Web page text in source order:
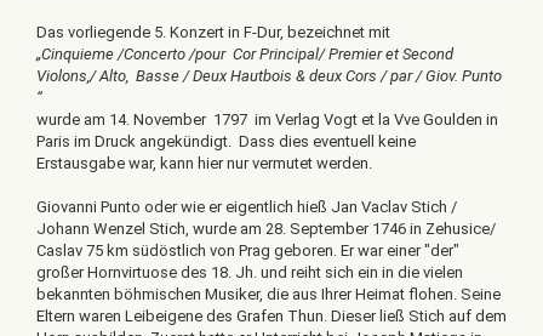
Das vorliegende 5. Konzert in F-Dur, bezeichnet mit
„Cinquieme /Concerto /pour Cor Principal/ Premier et Second
Violons,/ Alto, Basse / Deux Hautbois & deux Cors / par / Giov. Punto
“
wurde am 14. November 1797 im Verlag Vogt et la Vve Goulden in
Paris im Druck angekündigt. Dass dies eventuell keine
Erstausgabe war, kann hier nur vermutet werden.
Giovanni Punto oder wie er eigentlich hieß Jan Vaclav Stich /
Johann Wenzel Stich, wurde am 28. September 1746 in Zehusice/
Caslav 75 km südöstlich von Prag geboren. Er war einer "der"
großer Hornvirtuose des 18. Jh. und reiht sich ein in die vielen
bekannten böhmischen Musiker, die aus Ihrer Heimat flohen. Seine
Eltern waren Leibeigene des Grafen Thun. Dieser ließ Stich auf dem